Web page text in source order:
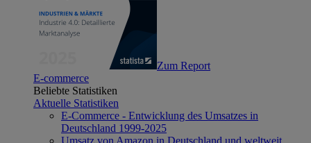
Zum Report
E-commerce
Beliebte Statistiken
Aktuelle Statistiken
E-Commerce - Entwicklung des Umsatzes in
Deutschland 1999-2025
Umsatz von Amazon in Deutschland und weltweit